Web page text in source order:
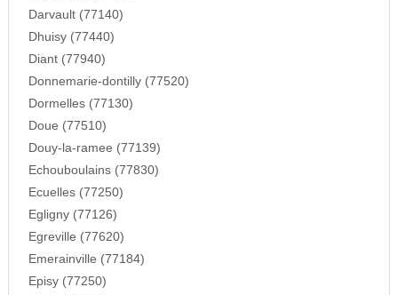
Darvault (77140)
Dhuisy (77440)
Diant (77940)
Donnemarie-dontilly (77520)
Dormelles (77130)
Doue (77510)
Douy-la-ramee (77139)
Echouboulains (77830)
Ecuelles (77250)
Egligny (77126)
Egreville (77620)
Emerainville (77184)
Episy (77250)